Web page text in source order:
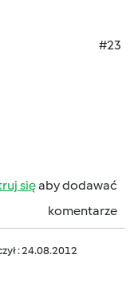
#23
sięaby dodawać
komentarze
: 24.08.2012